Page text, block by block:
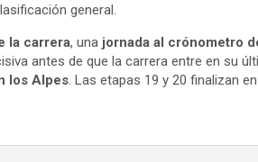
general.
la carrera, una jornada al crónometro
antes de que la carrera entre en su
los Alpes. Las etapas 19 y 20 finalizan